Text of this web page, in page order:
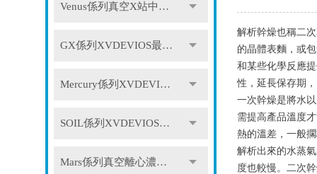
Venus係列真空X站中文免费版
GX係列XVDEVIOS最新版APP下载
Mercury係列XVDEVIOS最新版APP下载
SOIL係列XVDEVIOS最新版APP下载
Mars係列真空離心濃縮儀
解析幹燥也稱二
的晶體表麵，或
和某些化學反應
性，延長保存期
一次幹燥是將水
需提高產品溫度
熱的溫差，一般
解析出來的水蒸
度也較慢。二次